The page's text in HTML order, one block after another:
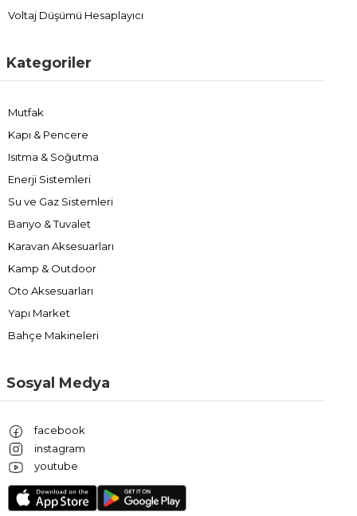
Voltaj Düşümü Hesaplayıcı
Kategoriler
Mutfak
Kapı & Pencere
Isıtma & Soğutma
Enerji Sistemleri
Su ve Gaz Sistemleri
Banyo & Tuvalet
Karavan Aksesuarları
Kamp & Outdoor
Oto Aksesuarları
Yapı Market
Bahçe Makineleri
Sosyal Medya
facebook
instagram
youtube